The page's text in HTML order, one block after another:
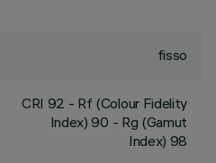
fisso
CRI 92 - Rf (Colour Fidelity
Index) 90 - Rg (Gamut
Index) 98